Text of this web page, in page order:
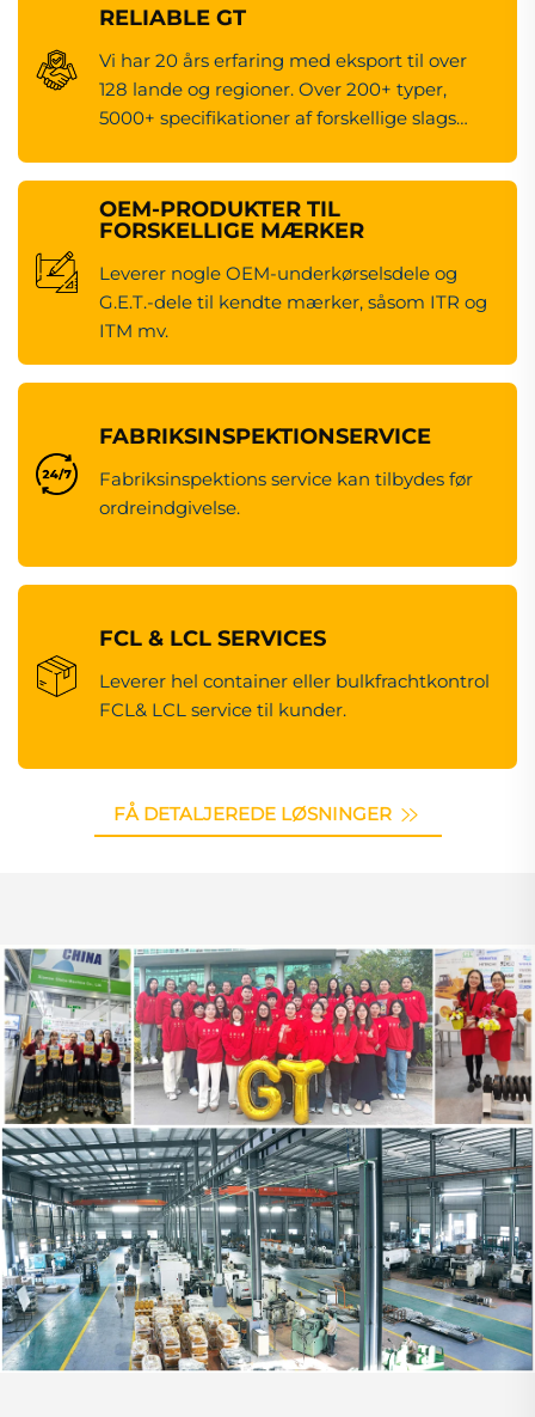
RELIABLE GT
Vi har 20 års erfaring med eksport til over
128 lande og regioner. Over 200+ typer,
5000+ specifikationer af forskellige slags
OEM-PRODUKTER TIL
FORSKELLIGE MÆRKER
Leverer nogle OEM-underkørselsdele og
G.E.T.-dele til kendte mærker, såsom ITR og
ITM mv.
FABRIKSINSPEKTIONSERVICE
Fabriksinspektions service kan tilbydes før
ordreindgivelse.
FCL & LCL SERVICES
Leverer hel container eller bulkfrachtkontrol
FCL& LCL service til kunder.
FÅ DETALJEREDE LØSNINGER